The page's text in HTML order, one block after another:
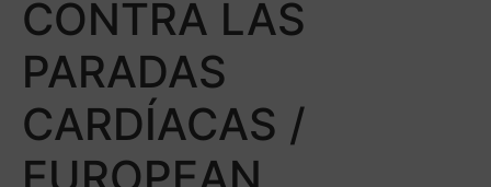
CONTRA LAS
PARADAS
CARDÍACAS /